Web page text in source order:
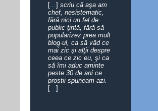
[ ] scriu că aşa am
chef, nesistematic,
fără nici un fel de
public ţintă, fără să
popularizez prea mult
blog-ul, ca să văd ce
mai zic şi alţii despre
ceea ce zic eu, şi ca
să îmi aduc aminte
peste 30 de ani ce
prostii spuneam azi.
[
]